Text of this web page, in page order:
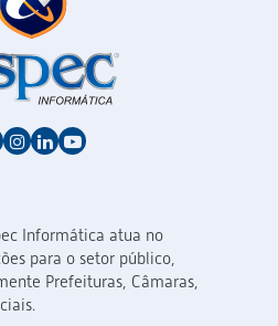
Informática atua no
para o setor público,
Prefeituras, Câmaras,